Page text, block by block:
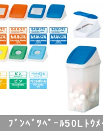
ﾌﾞﾝﾍﾞﾂﾍﾟｰﾙ50Lﾄｳ